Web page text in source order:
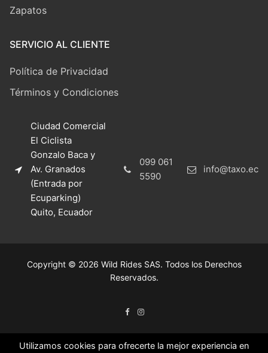
Zapatos
SERVICIO AL CLIENTE
Política de Privacidad
Términos y Condiciones
Ciudad Comercial
El Ciclista
Gonzalo Baca y
Av. Granados
(Entrada por
Ecuparking)
Quito, Ecuador
099 061
5590
info@taxo.ec
Copyright © 2026 Wild Rides SAS. Todos los Derechos
Reservados.
Utilizamos cookies para ofrecerte la mejor experiencia en